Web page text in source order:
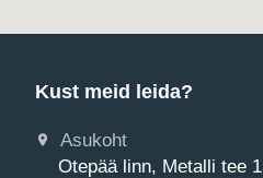
Kust meid leida?
Asukoht
Otepää linn, Metalli tee 1